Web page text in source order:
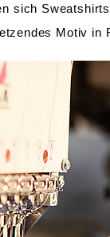
sich
Motiv in